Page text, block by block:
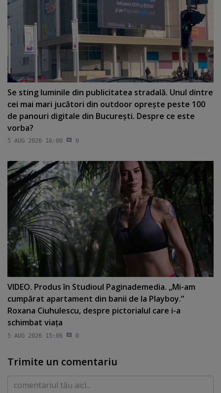
Se sting luminile din publicitatea stradală. Unul dintre
cei mai mari jucători din outdoor opreşte peste 100
de panouri digitale din Bucureşti. Despre ce este
vorba?
5 AUG 2026 16:00 0
VIDEO. Produs în Studioul Paginademedia. „Mi-am
cumpărat apartament din banii de la Playboy.”
Roxana Ciuhulescu, despre pictorialul care i-a
schimbat viaţa
5 AUG 2026 15:06 0
Trimite un comentariu
Comentariu